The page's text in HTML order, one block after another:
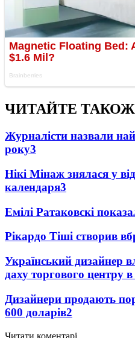
ЧИТАЙТЕ ТАКОЖ
Журналісти назвали
року3
Нікі Мінаж знялася у
календаря3
Емілі Ратаковскі
Рікардо Тіші створив
Український дизайнер
даху торгового центру в
Дизайнери продають
600 доларів2
Читати коментарі